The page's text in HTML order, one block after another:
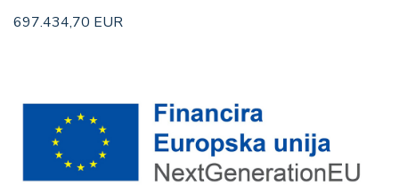
697.434,70 EUR